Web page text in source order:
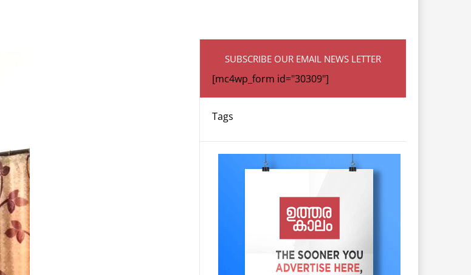
SUBSCRIBE OUR EMAIL NEWS LETTER
[mc4wp_form id="30309"]
Tags